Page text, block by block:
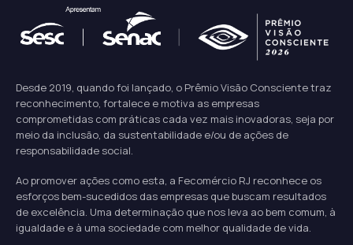
Desde 2019, quando foi lançado, o Prêmio Visão Consciente traz
reconhecimento, fortalece e motiva as empresas
comprometidas com práticas cada vez mais inovadoras, seja por
meio da inclusão, da sustentabilidade e/ou de ações de
responsabilidade social.
Ao promover ações como esta, a Fecomércio RJ reconhece os
esforços bem-sucedidos das empresas que buscam resultados
de excelência. Uma determinação que nos leva ao bem comum, à
igualdade e à uma sociedade com melhor qualidade de vida.